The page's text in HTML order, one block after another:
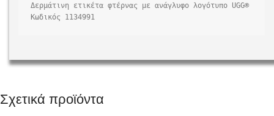
Δερμάτινη ετικέτα φτέρνας με ανάγλυφο λογότυπο UGG®
Κωδικός 1134991
Σχετικά προϊόντα